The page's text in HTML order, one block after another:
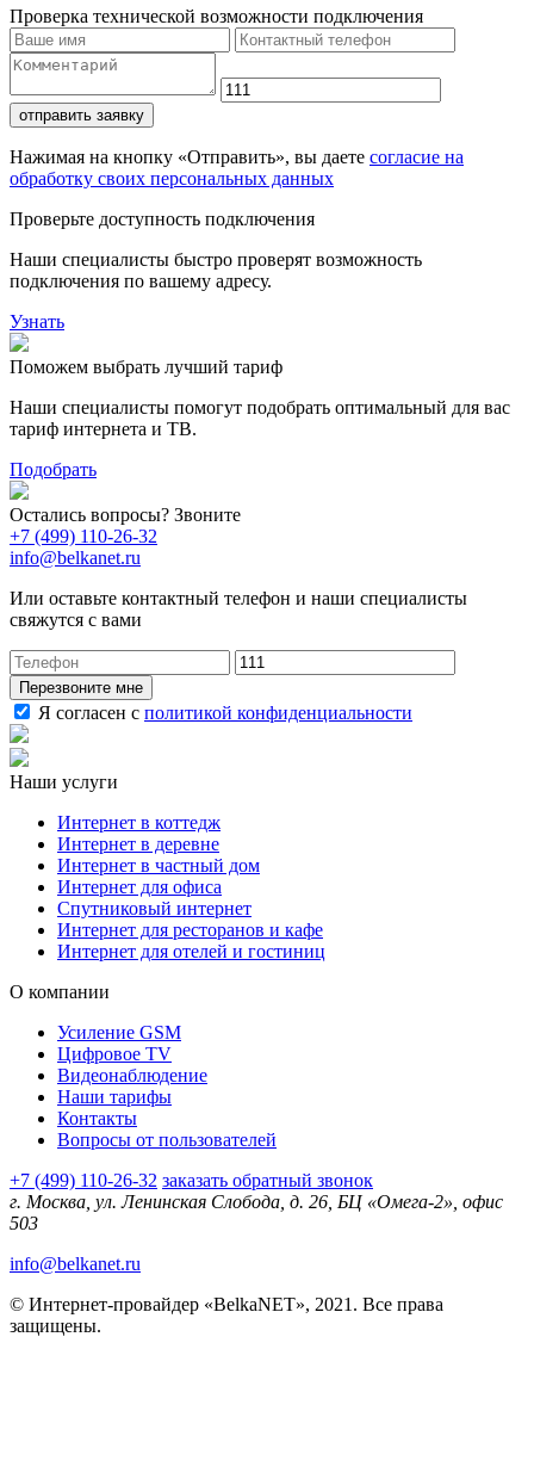
Проверка технической возможности подключения
отправить заявку
Нажимая на кнопку «Отправить», вы даете согласие на
обработку своих персональных данных
Проверьте доступность подключения
Наши специалисты быстро проверят возможность
подключения по вашему адресу.
Узнать
Поможем выбрать лучший тариф
Наши специалисты помогут подобрать оптимальный для вас
тариф интернета и ТВ.
Подобрать
Остались вопросы? Звоните
+7 (499) 110-26-32
info@belkanet.ru
Или оставьте контактный телефон и наши специалисты
свяжутся с вами
Перезвоните мне
Я согласен с политикой конфиденциальности
Наши услуги
Интернет в коттедж
Интернет в деревне
Интернет в частный дом
Интернет для офиса
Спутниковый интернет
Интернет для ресторанов и кафе
Интернет для отелей и гостиниц
О компании
Усиление GSM
Цифровое TV
Видеонаблюдение
Наши тарифы
Контакты
Вопросы от пользователей
+7 (499) 110-26-32 заказать обратный звонок
г. Москва, ул. Ленинская Слобода, д. 26, БЦ «Омега-2», офис
503
info@belkanet.ru
© Интернет-провайдер «BelkaNET», 2021. Все права
защищены.